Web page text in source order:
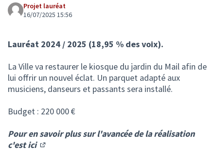
Projet lauréat
16/07/2025 15:56
Lauréat 2024 / 2025 (18,95 % des voix).
La Ville va restaurer le kiosque du jardin du Mail afin de
lui offrir un nouvel éclat. Un parquet adapté aux
musiciens, danseurs et passants sera installé.
Budget : 220 000 €
Pour en savoir plus sur l'avancée de la réalisation
c'est ici